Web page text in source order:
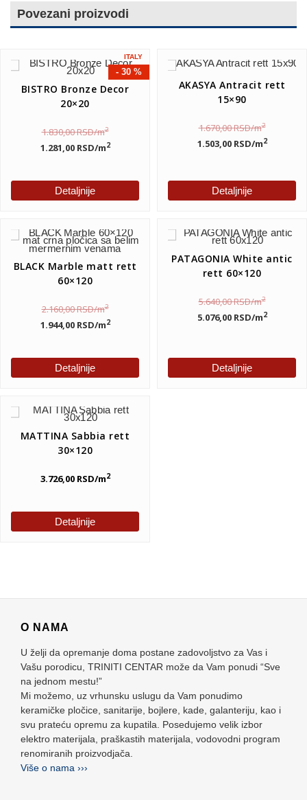
Povezani proizvodi
- 30 %
ITALY
BISTRO Bronze Decor
20×20
1.830,00RSD/m2
1.281,00 RSD/m2
Detaljnije
AKASYA Antracit rett
15×90
1.670,00RSD/m2
1.503,00 RSD/m2
Detaljnije
BLACK Marble matt rett
60×120
2.160,00RSD/m2
1.944,00 RSD/m2
Detaljnije
PATAGONIA White antic
rett 60×120
5.640,00RSD/m2
5.076,00 RSD/m2
Detaljnije
MATTINA Sabbia rett
30×120
3.726,00 RSD/m2
Detaljnije
O NAMA
U želji da opremanje doma postane zadovoljstvo za Vas i
Vašu porodicu, TRINITI CENTAR može da Vam ponudi “Sve
na jednom mestu!”
Mi možemo, uz vrhunsku uslugu da Vam ponudimo
keramičke pločice, sanitarije, bojlere, kade, galanteriju, kao i
svu prateću opremu za kupatila. Posedujemo velik izbor
elektro materijala, praškastih materijala, vodovodni program
renomiranih proizvodjača.
Više o nama ›››